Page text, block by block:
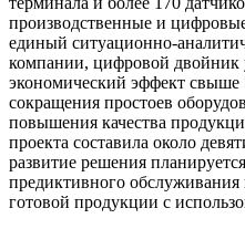
производственные и
единый
компании, цифровой двойник
экономический эффект свыше
сокращения простоев
повышения качества
проекта составила около
развитие решения
предиктивного обслуживания
готовой продукции с